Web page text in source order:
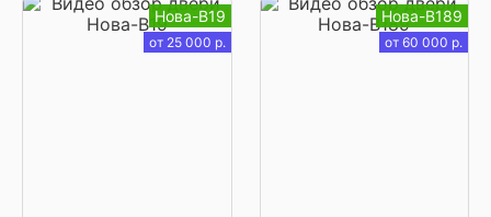
Нова-В19
от 25 000 р.
Нова-В189
от 60 000 р.